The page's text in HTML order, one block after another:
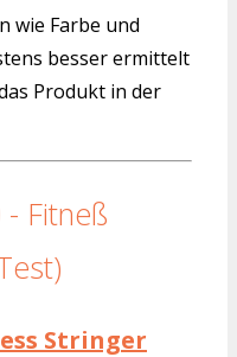
wie Farbe und
besser ermittelt
Produkt in der
Fitneß
Stringer